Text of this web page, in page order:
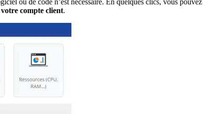
ou de code n’est nécessaire. En quelques clics, vous
compte client.